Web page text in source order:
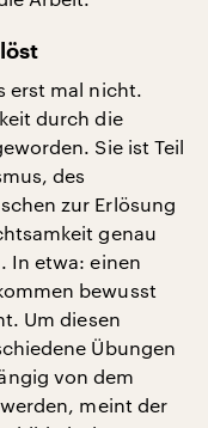
erst mal nicht.
durch die
Sie ist Teil
des
zur Erlösung
genau
In etwa: einen
bewusst
Um diesen
Übungen
von dem
meint der